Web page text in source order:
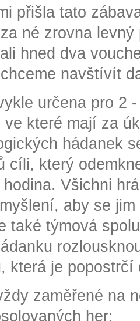
přišla tato
né zrovna
hned dva
navštívít
určena pro 2
ve které mají za
hádanek
cíli, který
Všichni
aby se
také týmová
která je popostrčí
zaměřené na
her: